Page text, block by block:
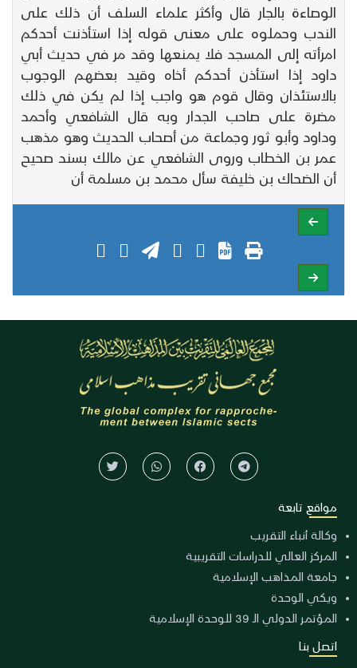
الوصاءة بالجار قال وأكثر علماء السلف أن ذلك على
الندب وحملوه على معنى قوله إذا استأذنت أحدكم
امرأته إلى المسجد فلا يمنعها وقد مر في حديث أبي
داود إذا استأذن أحدكم أخاه وقيد بعضهم الوجوب
بالاستئذان وقال قوم هو واجب إذا لم يكن في ذلك
مضرة على صاحب الجدار وبه قال الشافعي وأحمد
وداود وأبو ثور وجماعة من أصحاب الحديث وهو مذهب
عمر بن الخطاب وروى الشافعي عن مالك بسند صحيح
أن الضحاك بن خليفة سأل محمد بن مسلمة أن
مواقع تابعة
وكالة أنباء التقريب
المركز العالي للدراسات التقريبية
جامعة المذاهب الإسلامية
ويكي الوحدة
المؤتمر الدولي الـ 39 للوحدة الإسلامية
اتصل بنا